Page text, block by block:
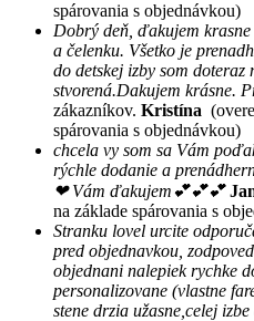
spárovania s objednávkou)
Dobrý deň, ďakujem krasne
a čelenku. Všetko je
do detskej izby som doteraz
stvorená.Dakujem krásne.
zákazníkov. Kristína
spárovania s objednávkou)
chcela vy som sa Vám
rýchle dodanie a
❤ Vám ďakujem💕💕💕
na základe spárovania s
Stranku lovel urcite
pred objednavkou,
objednani nalepiek rychke
personalizovane (vlastne
stene drzia užasne,celej